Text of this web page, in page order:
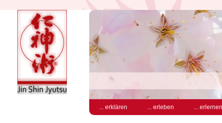
... erklären ... erleben ... erlernen